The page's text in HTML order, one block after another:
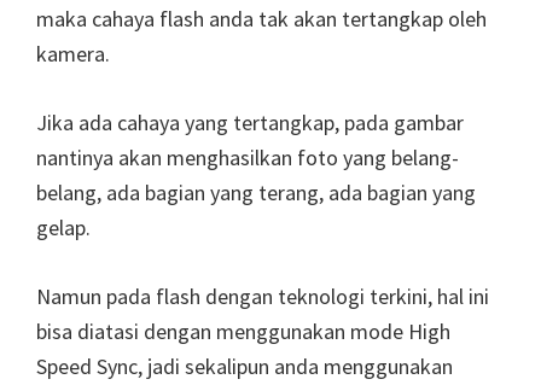
maka cahaya flash anda tak akan tertangkap oleh
kamera.
Jika ada cahaya yang tertangkap, pada gambar
nantinya akan menghasilkan foto yang belang-
belang, ada bagian yang terang, ada bagian yang
gelap.
Namun pada flash dengan teknologi terkini, hal ini
bisa diatasi dengan menggunakan mode High
Speed Sync, jadi sekalipun anda menggunakan